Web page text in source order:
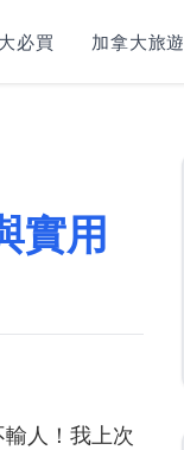
必買 加拿大旅遊​
實用
人！我上次